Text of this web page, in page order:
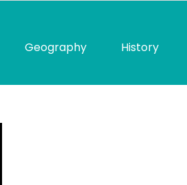
Geography History